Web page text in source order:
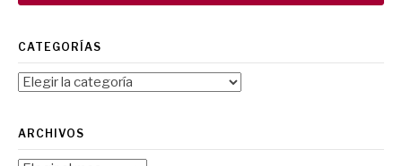
CATEGORÍAS
Categorías
ARCHIVOS